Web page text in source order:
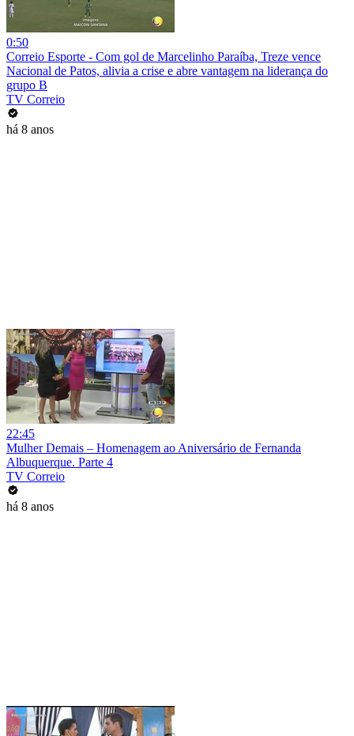
0:50
Correio Esporte - Com gol de Marcelinho Paraíba, Treze vence
Nacional de Patos, alivia a crise e abre vantagem na liderança do
grupo B
TV Correio
há 8 anos
22:45
Mulher Demais – Homenagem ao Aniversário de Fernanda
Albuquerque. Parte 4
TV Correio
há 8 anos